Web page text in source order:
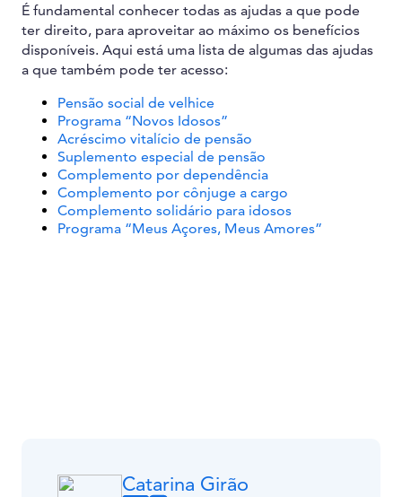
É fundamental conhecer todas as ajudas a que pode
ter direito, para aproveitar ao máximo os benefícios
disponíveis. Aqui está uma lista de algumas das ajudas
a que também pode ter acesso:
Pensão social de velhice
Programa “Novos Idosos”
Acréscimo vitalício de pensão
Suplemento especial de pensão
Complemento por dependência
Complemento por cônjuge a cargo
Complemento solidário para idosos
Programa “Meus Açores, Meus Amores”
Catarina Girão